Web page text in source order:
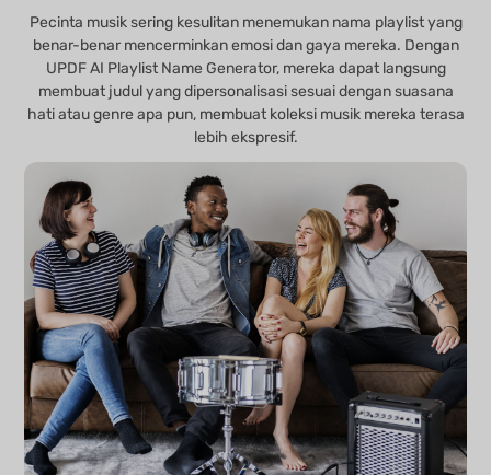
Pecinta musik sering kesulitan menemukan nama playlist yang
benar-benar mencerminkan emosi dan gaya mereka. Dengan
UPDF AI Playlist Name Generator, mereka dapat langsung
membuat judul yang dipersonalisasi sesuai dengan suasana
hati atau genre apa pun, membuat koleksi musik mereka terasa
lebih ekspresif.